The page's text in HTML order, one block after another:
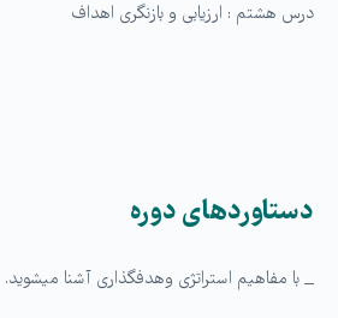
درس هشتم : ارزیابی و بازنگری اهداف
دستاوردهای دوره
_ با مفاهیم استراتژی وهدفگذاری آشنا می­شوید.